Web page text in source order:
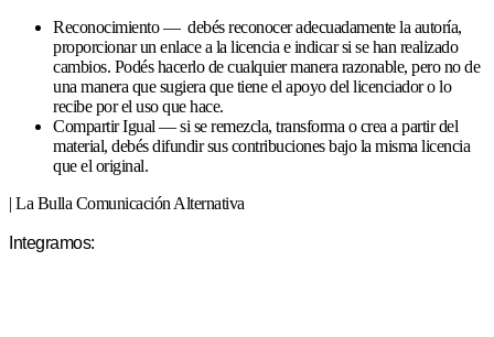
Reconocimiento — debés reconocer adecuadamente la autoría,
proporcionar un enlace a la licencia e indicar si se han realizado
cambios. Podés hacerlo de cualquier manera razonable, pero no de
una manera que sugiera que tiene el apoyo del licenciador o lo
recibe por el uso que hace.
Compartir Igual — si se remezcla, transforma o crea a partir del
material, debés difundir sus contribuciones bajo la misma licencia
que el original.
| La Bulla Comunicación Alternativa
Integramos: